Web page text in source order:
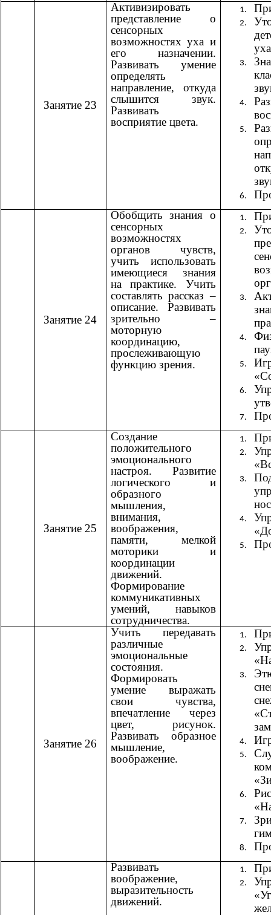
Занятие 23
Активизировать
представление о
сенсорных
возможностях уха и
его назначении.
Развивать умение
определять
направление, откуда
слышится звук.
Развивать
восприятие цвета.
уха
Занятие 24
Обобщить знания о
сенсорных
возможностях
органов чувств,
учить использовать
имеющиеся знания
на практике. Учить
составлять рассказ –
описание. Развивать
зрительно –
моторную
координацию,
прослеживающую
функцию зрения.
Занятие 25
Создание
положительного
эмоционального
настроя. Развитие
логического и
образного
мышления,
внимания,
воображения,
памяти, мелкой
моторики и
координации
движений.
Формирование
коммуникативных
умений, навыков
сотрудничества.
Занятие 26
Учить передавать
различные
эмоциональные
состояния.
Формировать
умение выражать
свои чувства,
впечатление через
цвет, рисунок.
Развивать образное
мышление,
воображение.
Развивать
воображение,
выразительность
движений.